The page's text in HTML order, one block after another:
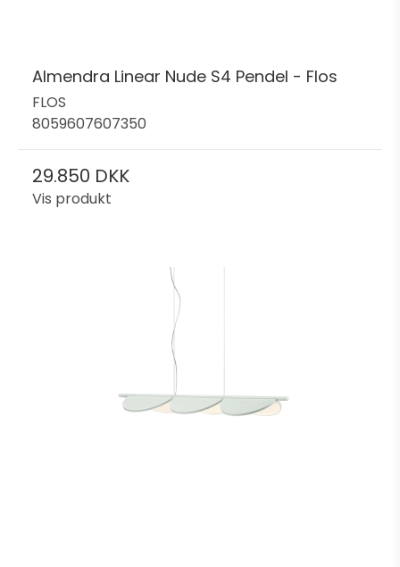
Almendra Linear Nude S4 Pendel - Flos
FLOS
8059607607350
29.850 DKK
Vis produkt